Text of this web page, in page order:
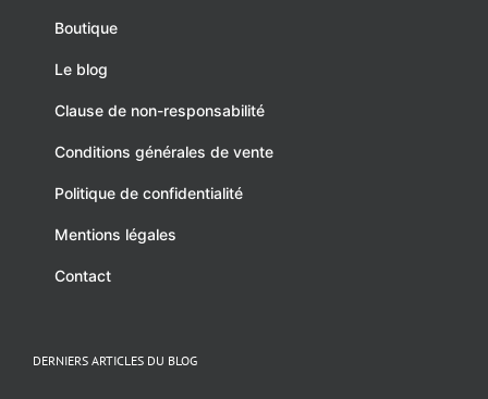
Boutique
Le blog
Clause de non-responsabilité
Conditions générales de vente
Politique de confidentialité
Mentions légales
Contact
DERNIERS ARTICLES DU BLOG